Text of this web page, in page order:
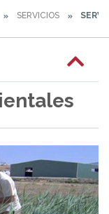
SERVICIOS